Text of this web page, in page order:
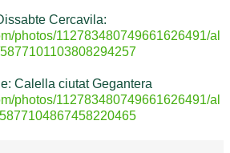
Cercavila:
photos/112783480749661626491/al
Calella ciutat Gegantera
photos/112783480749661626491/al